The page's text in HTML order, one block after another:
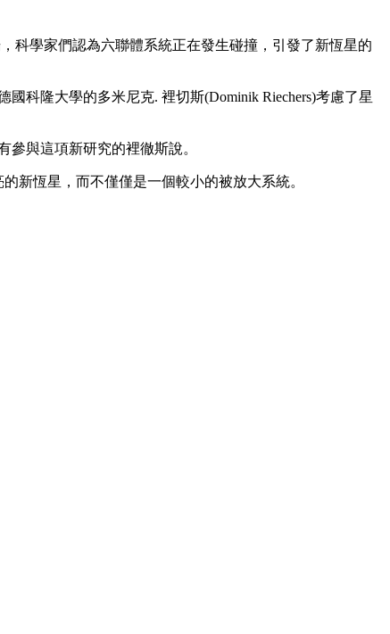
科學家們認為六聯體系統正在發生碰撞，引發了新恆星的
科隆大學的多米尼克. 裡切斯(Dominik Riechers)考慮了星
參與這項新研究的裡徹斯說。
新恆星，而不僅僅是一個較小的被放大系統。